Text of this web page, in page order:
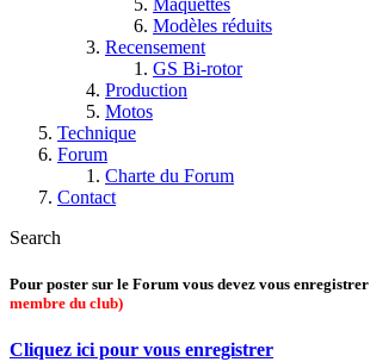
Maquettes
Modèles réduits
Recensement
GS Bi-rotor
Production
Motos
Technique
Forum
Charte du Forum
Contact
Search
Pour poster sur le Forum vous devez vous enregistrer
membre du club)
Cliquez ici pour vous enregistrer